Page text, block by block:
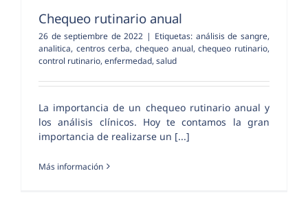
Chequeo rutinario anual
26 de septiembre de 2022 | Etiquetas: análisis de sangre,
analitica, centros cerba,chequeo anual,chequeo rutinario,
control rutinario, enfermedad, salud
La importancia de un chequeo rutinario anual y
los análisis clínicos. Hoy te contamos la gran
importancia de realizarse un [...]
Más información